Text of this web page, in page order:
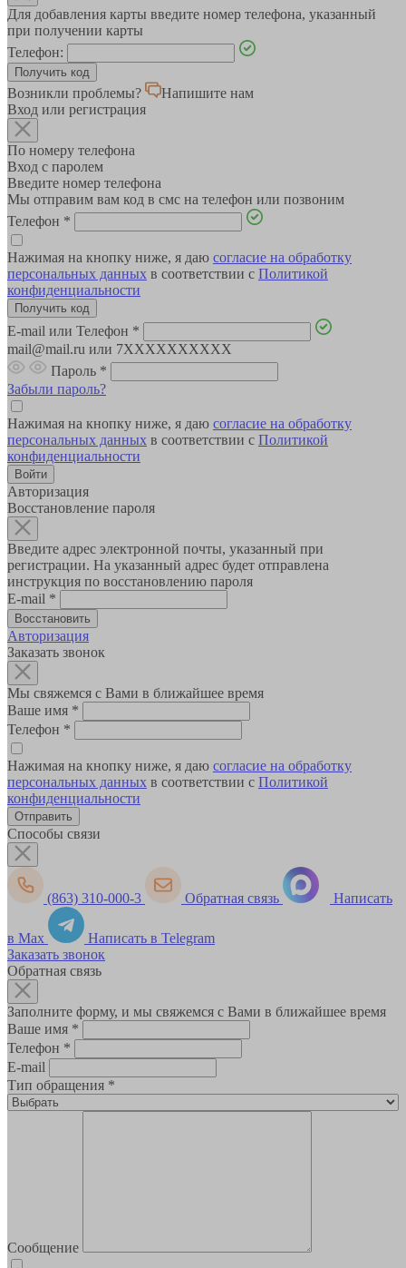
Для добавления карты введите номер телефона, указанный
при получении карты
Телефон:
Возникли проблемы?
Напишите нам
Вход или регистрация
По номеру телефона
Вход с паролем
Введите номер телефона
Мы отправим вам код в смс на телефон или позвоним
Телефон *
Нажимая на кнопку ниже, я даю согласие на обработку
персональных данных в соответствии с Политикой
конфиденциальности
E-mail или Телефон *
mail@mail.ru или 7XXXXXXXXXX
Пароль *
Забыли пароль?
Нажимая на кнопку ниже, я даю согласие на обработку
персональных данных в соответствии с Политикой
конфиденциальности
Авторизация
Восстановление пароля
Введите адрес электронной почты, указанный при
регистрации. На указанный адрес будет отправлена
инструкция по восстановлению пароля
E-mail *
Авторизация
Заказать звонок
Мы свяжемся с Вами в ближайшее время
Ваше имя *
Телефон *
Нажимая на кнопку ниже, я даю согласие на обработку
персональных данных в соответствии с Политикой
конфиденциальности
Способы связи
(863) 310-000-3 Обратная связь Написать
в Max
Написать в Telegram
Заказать звонок
Обратная связь
Заполните форму, и мы свяжемся с Вами в ближайшее время
Ваше имя *
Телефон *
E-mail
Тип обращения *
Сообщение